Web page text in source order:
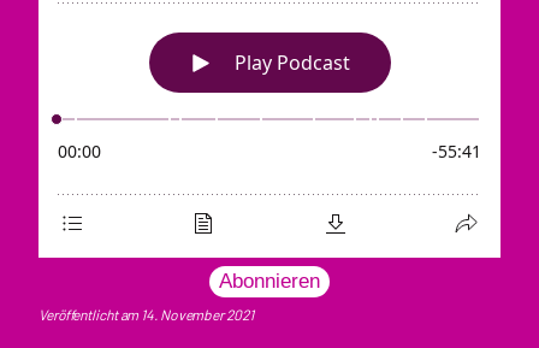
Abonnieren
Veröffentlicht am 14. November 2021